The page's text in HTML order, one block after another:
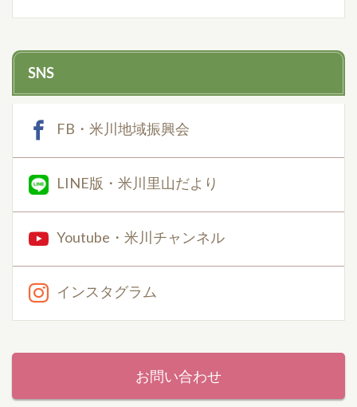
SNS
FB・米川地域振興会
LINE版・米川里山だより
Youtube・米川チャンネル
インスタグラム
お問い合わせ